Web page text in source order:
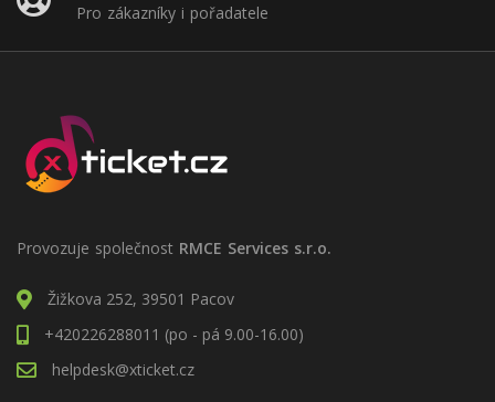
Pro zákazníky i pořadatele
Provozuje společnost RMCE Services s.r.o.
Žižkova 252, 39501 Pacov
+420226288011 (po - pá 9.00-16.00)
helpdesk@xticket.cz